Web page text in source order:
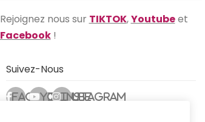
Rejoignez nous sur TIKTOK,Youtubeet
Facebook!
Suivez-Nous
Facebook
Youtube
Instagram